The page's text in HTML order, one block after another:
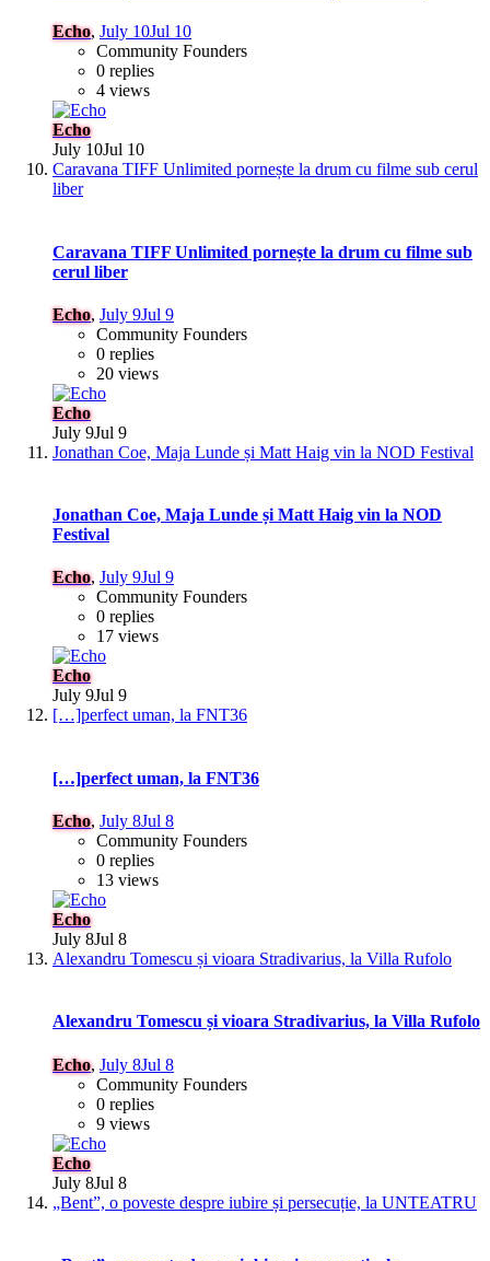
Echo, July 10Jul 10
Community Founders
0 replies
4 views
Echo
July 10Jul 10
Caravana TIFF Unlimited pornește la drum cu filme sub cerul
liber
Caravana TIFF Unlimited pornește la drum cu filme sub
cerul liber
Echo, July 9Jul 9
Community Founders
0 replies
20 views
Echo
July 9Jul 9
Jonathan Coe, Maja Lunde și Matt Haig vin la NOD Festival
Jonathan Coe, Maja Lunde și Matt Haig vin la NOD
Festival
Echo, July 9Jul 9
Community Founders
0 replies
17 views
Echo
July 9Jul 9
[…]perfect uman, la FNT36
[…]perfect uman, la FNT36
Echo, July 8Jul 8
Community Founders
0 replies
13 views
Echo
July 8Jul 8
Alexandru Tomescu și vioara Stradivarius, la Villa Rufolo
Alexandru Tomescu și vioara Stradivarius, la Villa Rufolo
Echo, July 8Jul 8
Community Founders
0 replies
9 views
Echo
July 8Jul 8
„Bent”, o poveste despre iubire și persecuție, la UNTEATRU